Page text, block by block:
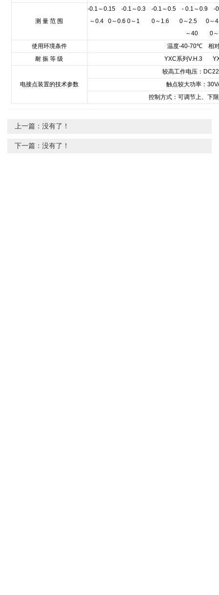
测 量 范 围
-0.1 ～0.15 -0.1 ～0.3 -0.1 ～0.5 - 0.1 ～0.9 -
～0.4 0～0.6 0～ 1 0～ 1.6 0～2.5 0～
～40 0～
使用环境条件
温度-40-70℃
相
耐 振 等 级
YXC系列V.H.3
电接点装置的技术参数
较高工作电压：
触点较大功率：
控制方式：可调节上、下
上一篇：没有了！
下一篇：没有了！